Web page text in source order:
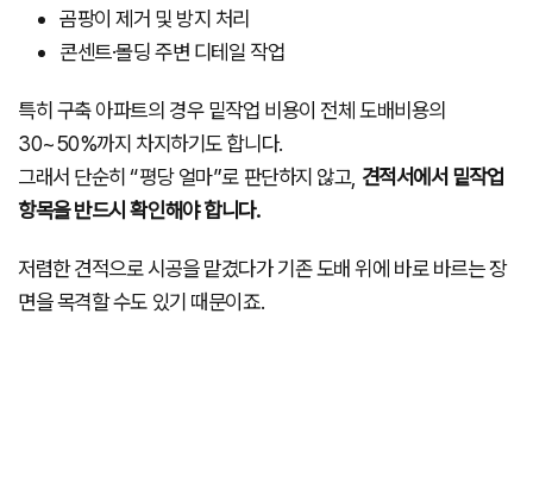
곰팡이 제거 및 방지 처리
콘센트·몰딩 주변 디테일 작업
특히 구축 아파트의 경우 밑작업 비용이 전체 도배비용의
30~50%까지 차지하기도 합니다.
그래서 단순히 “평당 얼마”로 판단하지 않고, 견적서에서 밑작업
항목을 반드시 확인해야 합니다.
저렴한 견적으로 시공을 맡겼다가 기존 도배 위에 바로 바르는 장
면을 목격할 수도 있기 때문이죠.